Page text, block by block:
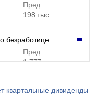
Пред.
198 тыс
безработице
Пред.
1.777 млн
квартальные дивиденды